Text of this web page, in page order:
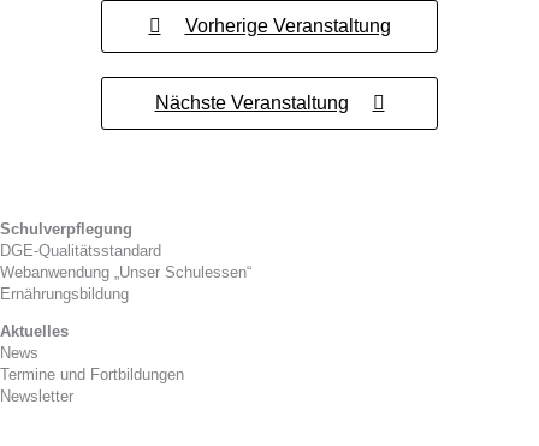
Vorherige Veranstaltung
Nächste Veranstaltung
Schulverpflegung
DGE-Qualitätsstandard
Webanwendung „Unser Schulessen“
Ernährungsbildung
Aktuelles
News
Termine und Fortbildungen
Newsletter